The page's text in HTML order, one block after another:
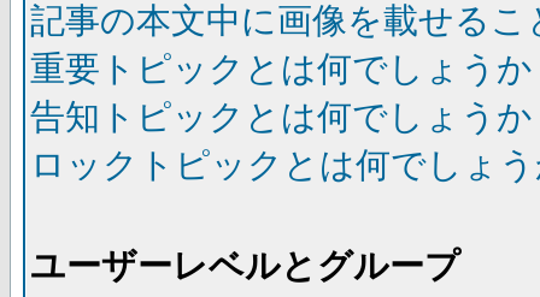
記事の本文中に画像を載せる
重要トピックとは何でしょうか
告知トピックとは何でしょうか
ロックトピックとは何でしょ
ユーザーレベルとグループ